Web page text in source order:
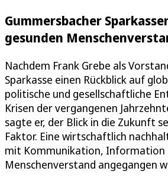
Gummersbacher
gesunden
Nachdem Frank Grebe als
Sparkasse einen Rückblick auf
politische und gesellschaftliche
Krisen der vergangenen
sagte er, der Blick in die Zukunft
Faktor. Eine wirtschaftlich
mit Kommunikation, Information
Menschenverstand angegangen